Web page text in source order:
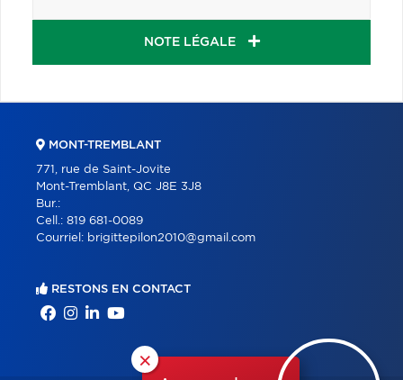
NOTE LÉGALE
×
MONT-TREMBLANT
771, rue de Saint-Jovite
Mont-Tremblant, QC J8E 3J8
Bur.:
Cell.: 819 681-0089
Courriel: brigittepilon2010@gmail.com
RESTONS EN CONTACT